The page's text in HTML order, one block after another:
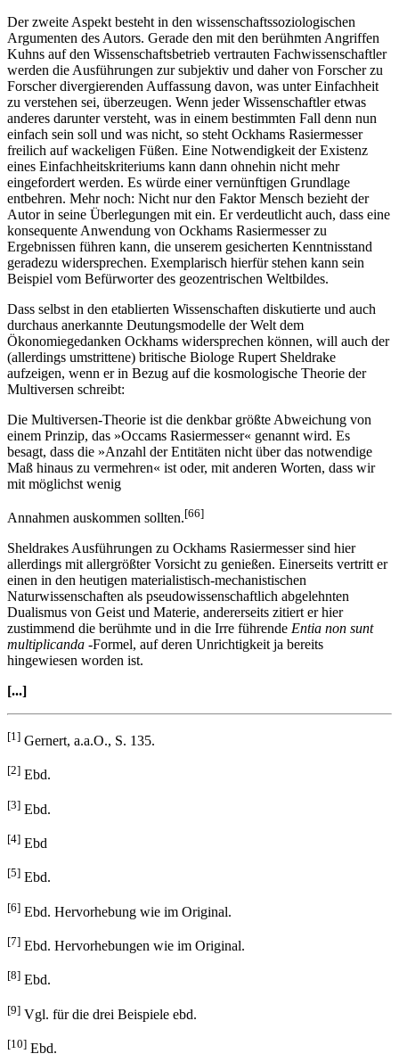
Der zweite Aspekt besteht in den wissenschaftssoziologischen
Argumenten des Autors. Gerade den mit den berühmten Angriffen
Kuhns auf den Wissenschaftsbetrieb vertrauten Fachwissenschaftler
werden die Ausführungen zur subjektiv und daher von Forscher zu
Forscher divergierenden Auffassung davon, was unter Einfachheit
zu verstehen sei, überzeugen. Wenn jeder Wissenschaftler etwas
anderes darunter versteht, was in einem bestimmten Fall denn nun
einfach sein soll und was nicht, so steht Ockhams Rasiermesser
freilich auf wackeligen Füßen. Eine Notwendigkeit der Existenz
eines Einfachheitskriteriums kann dann ohnehin nicht mehr
eingefordert werden. Es würde einer vernünftigen Grundlage
entbehren. Mehr noch: Nicht nur den Faktor Mensch bezieht der
Autor in seine Überlegungen mit ein. Er verdeutlicht auch, dass eine
konsequente Anwendung von Ockhams Rasiermesser zu
Ergebnissen führen kann, die unserem gesicherten Kenntnisstand
geradezu widersprechen. Exemplarisch hierfür stehen kann sein
Beispiel vom Befürworter des geozentrischen Weltbildes.
Dass selbst in den etablierten Wissenschaften diskutierte und auch
durchaus anerkannte Deutungsmodelle der Welt dem
Ökonomiegedanken Ockhams widersprechen können, will auch der
(allerdings umstrittene) britische Biologe Rupert Sheldrake
aufzeigen, wenn er in Bezug auf die kosmologische Theorie der
Multiversen schreibt:
Die Multiversen-Theorie ist die denkbar größte Abweichung von
einem Prinzip, das »Occams Rasiermesser« genannt wird. Es
besagt, dass die »Anzahl der Entitäten nicht über das notwendige
Maß hinaus zu vermehren« ist oder, mit anderen Worten, dass wir
mit möglichst wenig
Annahmen auskommen sollten.[66]
Sheldrakes Ausführungen zu Ockhams Rasiermesser sind hier
allerdings mit allergrößter Vorsicht zu genießen. Einerseits vertritt er
einen in den heutigen materialistisch-mechanistischen
Naturwissenschaften als pseudowissenschaftlich abgelehnten
Dualismus von Geist und Materie, andererseits zitiert er hier
zustimmend die berühmte und in die Irre führende Entia non sunt
multiplicanda -Formel, auf deren Unrichtigkeit ja bereits
hingewiesen worden ist.
[...]
[1] Gernert, a.a.O., S. 135.
[2] Ebd.
[3] Ebd.
[4] Ebd
[5] Ebd.
[6] Ebd. Hervorhebung wie im Original.
[7] Ebd. Hervorhebungen wie im Original.
[8] Ebd.
[9] Vgl. für die drei Beispiele ebd.
[10] Ebd.